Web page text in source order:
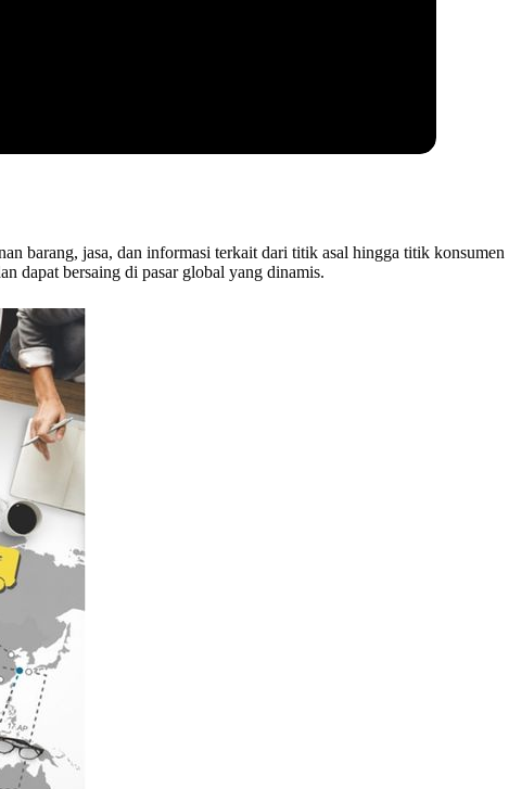
barang, jasa, dan informasi terkait dari titik asal hingga titik konsumen
dapat bersaing di pasar global yang dinamis.